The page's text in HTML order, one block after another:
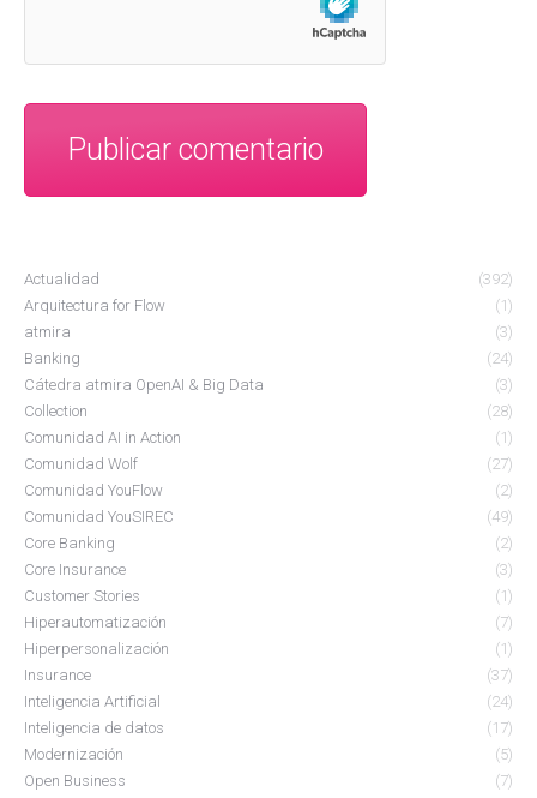
Publicar comentario
Actualidad
(392)
Arquitectura for Flow
(1)
atmira
(3)
Banking
(24)
Cátedra atmira OpenAI & Big Data
(3)
Collection
(28)
Comunidad AI in Action
(1)
Comunidad Wolf
(27)
Comunidad YouFlow
(2)
Comunidad YouSIREC
(49)
Core Banking
(2)
Core Insurance
(3)
Customer Stories
(1)
Hiperautomatización
(7)
Hiperpersonalización
(1)
Insurance
(37)
Inteligencia Artificial
(24)
Inteligencia de datos
(17)
Modernización
(5)
Open Business
(7)